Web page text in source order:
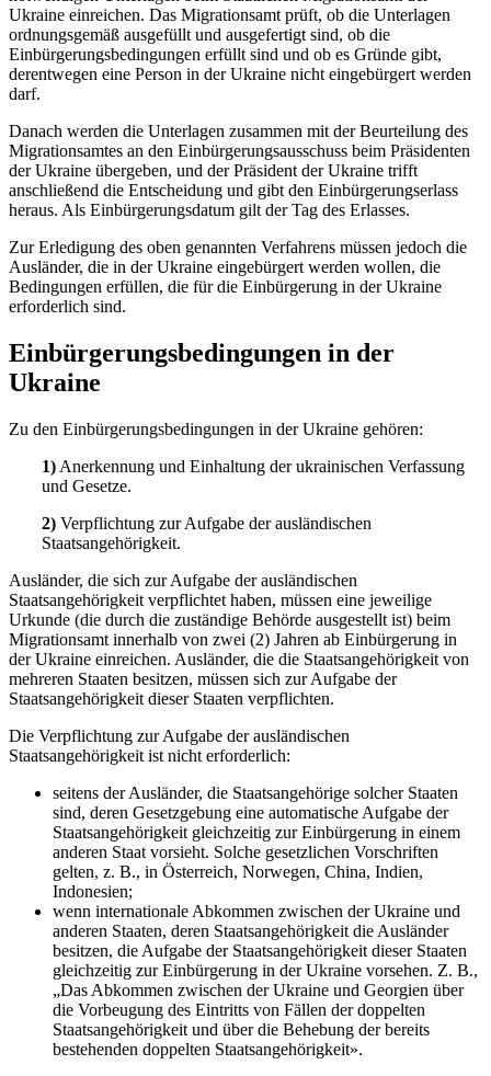
Ukraine einreichen. Das Migrationsamt prüft, ob die Unterlagen
ordnungsgemäß ausgefüllt und ausgefertigt sind, ob die
Einbürgerungsbedingungen erfüllt sind und ob es Gründe gibt,
derentwegen eine Person in der Ukraine nicht eingebürgert werden
darf.
Danach werden die Unterlagen zusammen mit der Beurteilung des
Migrationsamtes an den Einbürgerungsausschuss beim Präsidenten
der Ukraine übergeben, und der Präsident der Ukraine trifft
anschließend die Entscheidung und gibt den Einbürgerungserlass
heraus. Als Einbürgerungsdatum gilt der Tag des Erlasses.
Zur Erledigung des oben genannten Verfahrens müssen jedoch die
Ausländer, die in der Ukraine eingebürgert werden wollen, die
Bedingungen erfüllen, die für die Einbürgerung in derUkraine
erforderlich sind.
Einbürgerungsbedingungen in der
Ukraine
Zu den Einbürgerungsbedingungen in der Ukraine gehören:
1) Anerkennung und Einhaltung der ukrainischen Verfassung
und Gesetze.
2) Verpflichtung zur Aufgabe der ausländischen
Staatsangehörigkeit.
Ausländer, die sich zur Aufgabe der ausländischen
Staatsangehörigkeit verpflichtet haben, müssen eine jeweilige
Urkunde (die durch die zuständige Behörde ausgestellt ist) beim
Migrationsamt innerhalb von zwei (2) Jahren ab Einbürgerung in
der Ukraine einreichen. Ausländer, die die Staatsangehörigkeit von
mehreren Staaten besitzen, müssen sich zur Aufgabe der
Staatsangehörigkeit dieser Staaten verpflichten.
Die Verpflichtung zur Aufgabe der ausländischen
Staatsangehörigkeit ist nicht erforderlich:
seitens der Ausländer, die Staatsangehörige solcher Staaten
sind, deren Gesetzgebung eine automatische Aufgabe der
Staatsangehörigkeit gleichzeitig zur Einbürgerung in einem
anderen Staat vorsieht. Solche gesetzlichen Vorschriften
gelten, z. B., in Österreich, Norwegen, China, Indien,
Indonesien;
wenn internationale Abkommen zwischen der Ukraine und
anderen Staaten, deren Staatsangehörigkeit die Ausländer
besitzen, die Aufgabe der Staatsangehörigkeit dieser Staaten
gleichzeitig zur Einbürgerung in der Ukraine vorsehen. Z. B.,
„Das Abkommen zwischen der Ukraine und Georgien über
die Vorbeugung des Eintritts von Fällen der doppelten
Staatsangehörigkeit und über die Behebung der bereits
bestehenden doppelten Staatsangehörigkeit».